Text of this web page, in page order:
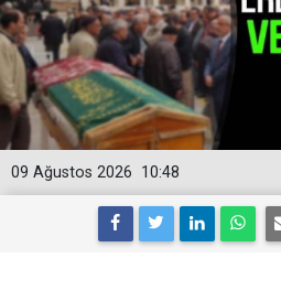
10:48
09 Ağustos 2026